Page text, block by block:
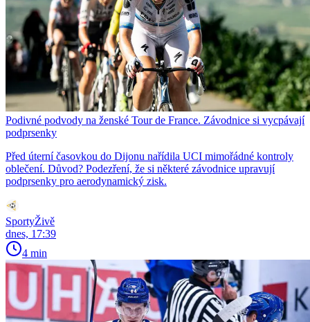
Podivné podvody na ženské Tour de France. Závodnice si vycpávají
podprsenky
Před úterní časovkou do Dijonu nařídila UCI mimořádné kontroly
oblečení. Důvod? Podezření, že si některé závodnice upravují
podprsenky pro aerodynamický zisk.
SportyŽivě
dnes, 17:39
4 min